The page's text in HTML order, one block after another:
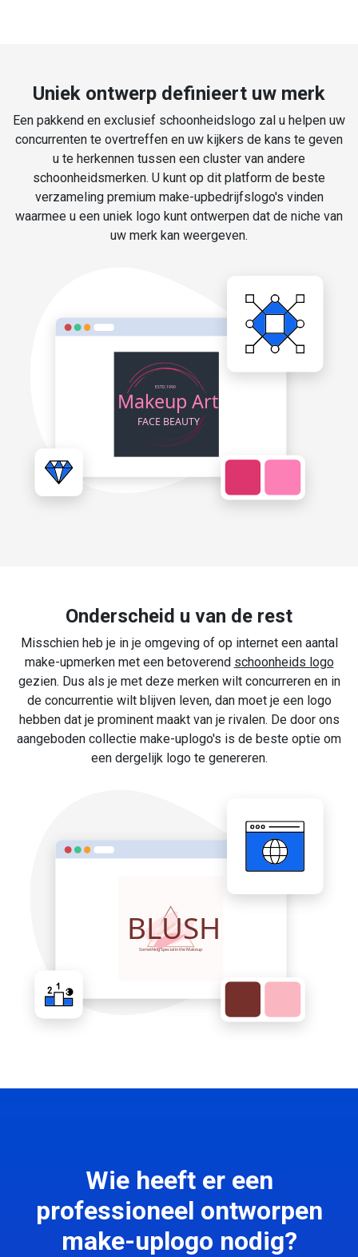
Uniek ontwerp definieert uw merk
Een pakkend en exclusief schoonheidslogo zal u helpen uw
concurrenten te overtreffen en uw kijkers de kans te geven
u te herkennen tussen een cluster van andere
schoonheidsmerken. U kunt op dit platform de beste
verzameling premium make-upbedrijfslogo's vinden
waarmee u een uniek logo kunt ontwerpen dat de niche van
uw merk kan weergeven.
Onderscheid u van de rest
Misschien heb je in je omgeving of op internet een aantal
make-upmerken met een betoverend schoonheids logo
gezien. Dus als je met deze merken wilt concurreren en in
de concurrentie wilt blijven leven, dan moet je een logo
hebben dat je prominent maakt van je rivalen. De door ons
aangeboden collectie make-uplogo's is de beste optie om
een dergelijk logo te genereren.
Wie heeft er een
professioneel ontworpen
make-uplogo nodig?